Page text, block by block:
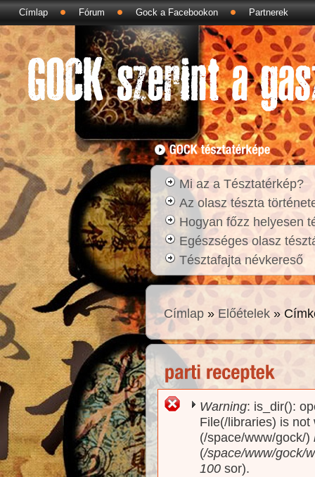
Címlap Fórum Gock a Facebookon Partnerek
Mi az a Tésztatérkép?
Az olasz tészta
Hogyan főzz helyesen
Egészséges olasz
Tésztafajta névkereső
Címlap » Előételek »
Hibaüzenet
Warning: is_dir():
File(/libraries) is
(/space/www/gock/)
(/space/www/gock/
100 sor).